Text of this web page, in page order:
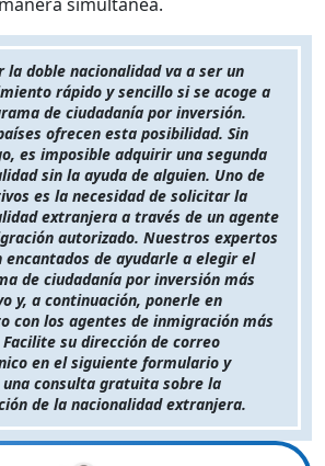
la doble nacionalidad va a ser un
rápido y sencillo si se acoge a
de ciudadanía por inversión.
ofrecen esta posibilidad. Sin
es imposible adquirir una segunda
sin la ayuda de alguien. Uno de
es la necesidad de solicitar la
extranjera a través de un agente
autorizado. Nuestros expertos
encantados de ayudarle a elegir el
de ciudadanía por inversión más
y, a continuación, ponerle en
con los agentes de inmigración más
su dirección de correo
en el siguiente formulario y
consulta gratuita sobre la
de la nacionalidad extranjera.